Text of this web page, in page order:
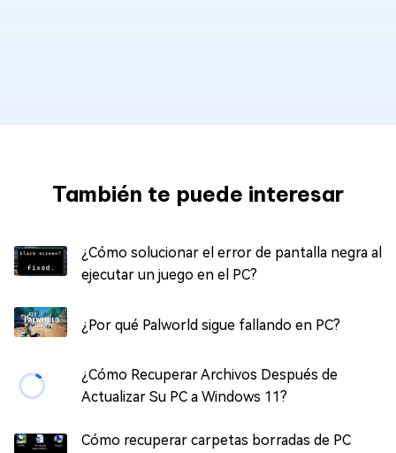
También te puede interesar
¿Cómo solucionar el error de pantalla negra al
ejecutar un juego en el PC?
¿Por qué Palworld sigue fallando en PC?
¿Cómo Recuperar Archivos Después de
Actualizar Su PC a Windows 11?
Cómo recuperar carpetas borradas de PC